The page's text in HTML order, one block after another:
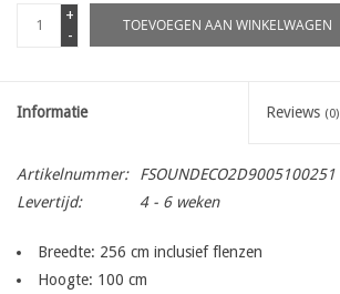
+
-
TOEVOEGEN AAN WINKELWAGEN
Informatie Reviews (0)
Artikelnummer:
FSOUNDECO2D9005100251
Levertijd:
4 - 6 weken
Breedte: 256 cm inclusief flenzen
Hoogte: 100 cm